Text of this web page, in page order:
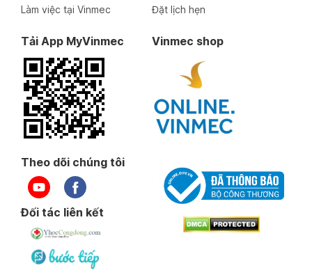
Làm việc tại Vinmec
Đặt lịch hẹn
Tải App MyVinmec Vinmec shop
Theo dõi chúng tôi
Đối tác liên kết